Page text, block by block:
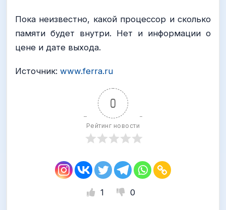
Пока неизвестно, какой процессор и сколько
памяти будет внутри. Нет и информации о
цене и дате выхода.
Источник: www.ferra.ru
0
Рейтинг новости
1 0